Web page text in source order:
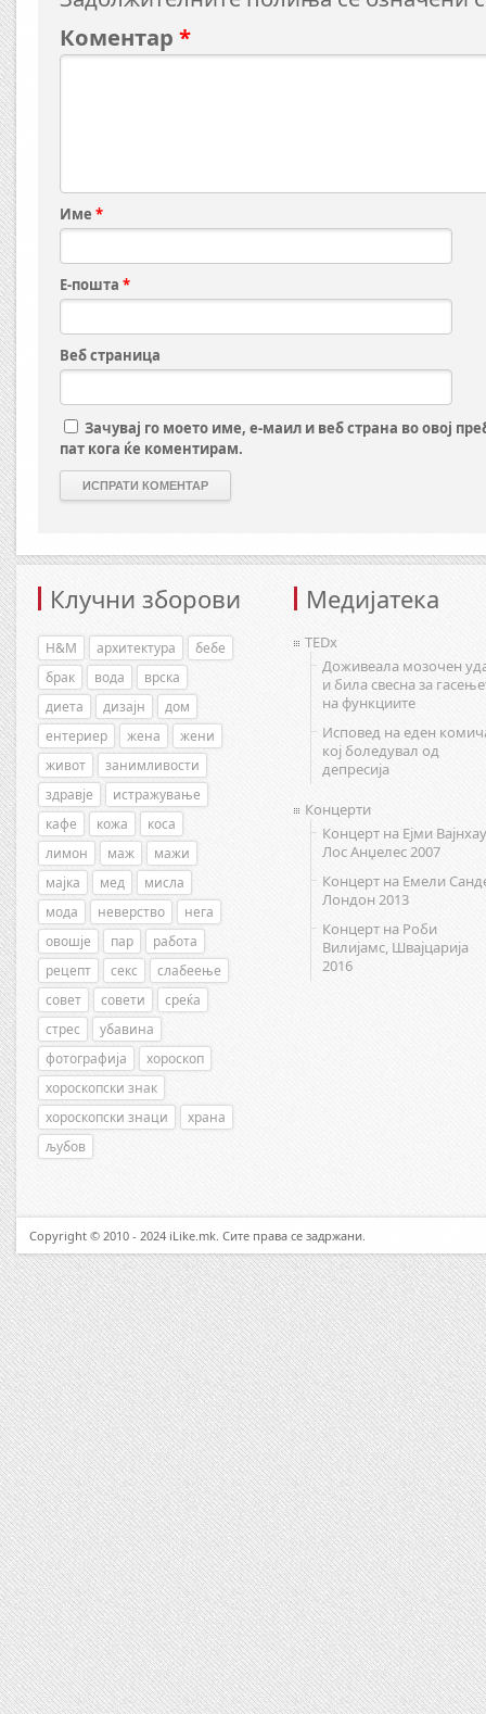
Коментар *
Име *
Е-пошта *
Веб страница
Зачувај го моето име, е-маил и веб страна во овој
пат кога ќе коментирам.
Клучни зборови
H&M архитектура
бебе
брак
вода
врска
диета
дизајн
дом
ентериер
жена
жени
живот
занимливости
здравје
истражување
кафе
кожа
коса
лимон
маж
мажи
мајка
мед
мисла
мода
неверство
нега
овошје
пар
работа
рецепт
секс
слабеење
совет
совети
среќа
стрес
убавина
фотографија
хороскоп
хороскопски знак
хороскопски знаци
храна
љубов
Медијатека
TEDx
Доживеала мозочен
и била свесна за
на функциите
Исповед на еден
кој боледувал од
депресија
Концерти
Концерт на Ејми
Лос Анџелес 2007
Концерт на Емели
Лондон 2013
Концерт на Роби
Вилијамс, Швајцарија
2016
Copyright © 2010 - 2024 iLike.mk. Сите права се задржани.